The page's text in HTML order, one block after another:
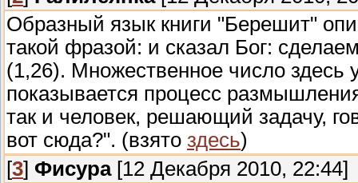
Образный язык книги "Берешит"
такой фразой: и сказал Бог:
(1,26). Множественное число здесь
показывается процесс
так и человек, решающий задачу,
вот сюда?". (взято здесь)
[3] Фисура[12 Декабря 2010, 22:44]